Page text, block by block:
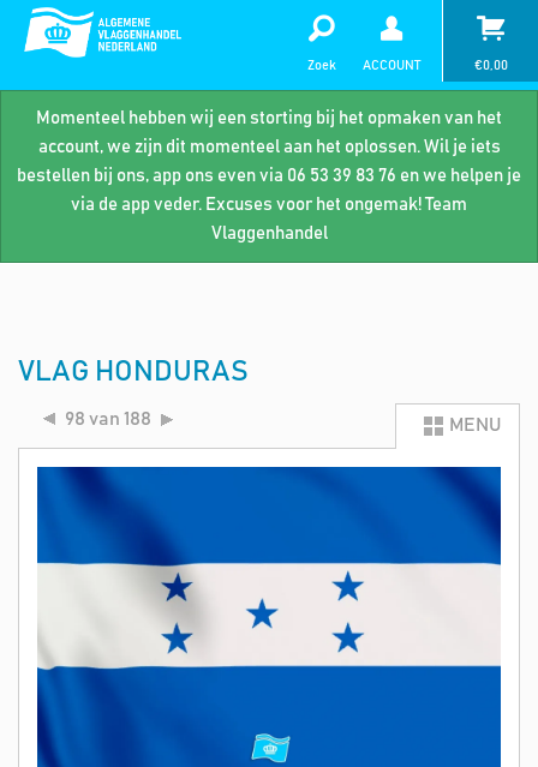
Momenteel hebben wij een storting bij het opmaken van het
account, we zijn dit momenteel aan het oplossen. Wil je iets
bestellen bij ons, app ons even via 06 53 39 83 76 en we helpen je
via de app veder. Excuses voor het ongemak! Team
Vlaggenhandel
Zoek ACCOUNT €0,00
VLAG HONDURAS
98 van 188 MENU